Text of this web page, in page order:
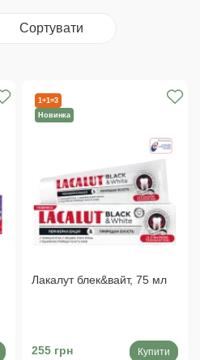
Сортувати
Лакалут блек&вайт, 75 мл
1+1=3
Новинка
255 грн Купити